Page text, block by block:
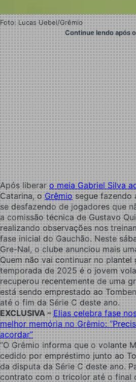
Foto: Lucas Uebel/Grêmio
Continue lendo após
Após liberaro meia Gabriel Silva
Catarina, oGrêmiosegue fazendo
se desfazendo de jogadores que
a comissão técnica de Gustavo
realizando observações nos
fase inicial do Gauchão. Neste
Gre-Nal, o clube anunciou mais
Quem não vai continuar no plantel
temporada de 2025 é o jovem
recuperou recentemente de uma
está sendo emprestado ao
até o fim da Série C deste ano.
EXCLUSIVA –Elias celebra fase
melhor memória no Grêmio:
acordar”
“O Grêmio informa que o volante
cedido por empréstimo junto ao
da disputa da Série C deste ano.
contrato com o tricolor até o final